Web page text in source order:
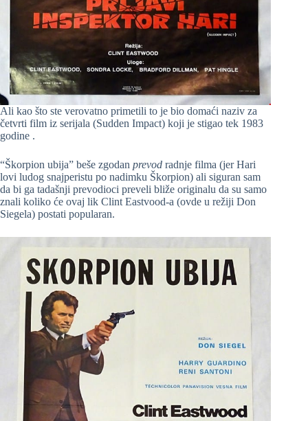
Ali kao što ste verovatno primetili to je bio domaći naziv za
četvrti film iz serijala (Sudden Impact) koji je stigao tek 1983
godine .
“Škorpion ubija” beše zgodan prevod radnje filma (jer Hari
lovi ludog snajperistu po nadimku Škorpion) ali siguran sam
da bi ga tadašnji prevodioci preveli bliže originalu da su samo
znali koliko će ovaj lik Clint Eastvood-a (ovde u režiji Don
Siegela) postati popularan.